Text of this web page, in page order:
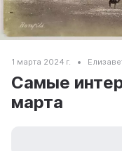
1 марта 2024 г.
Самые
марта